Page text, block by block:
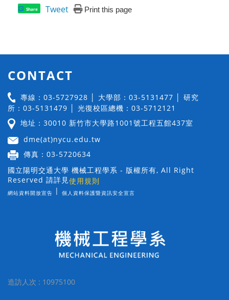
Share Tweet Print this page
CONTACT
專線：03-5727928 │ 大學部：03-5131477 │ 研究
所：03-5131479 │ 光復校區總機：03-5712121
地址：30010 新竹市大學路1001號工程五館437室
dme(at)nycu.edu.tw
傳真：03-5720634
國立陽明交通大學 機械工程學系 - 版權所有, All Right
Reserved 請詳見使用規則
網站資料開放宣告 | 個人資料保護暨資訊安全宣言
造訪人次 : 10975100